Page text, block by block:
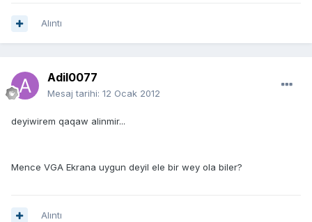
Alıntı
Adil0077
Mesaj tarihi: 12 Ocak 2012
deyiwirem qaqaw alinmir...
Mence VGA Ekrana uygun deyil ele bir wey ola biler?
Alıntı